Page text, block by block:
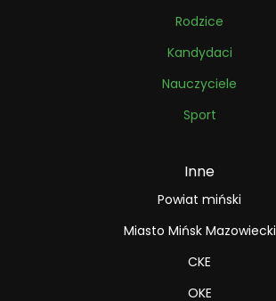
Rodzice
Kandydaci
Nauczyciele
Sport
Inne
Powiat miński
Miasto Mińsk Mazowiecki
CKE
OKE